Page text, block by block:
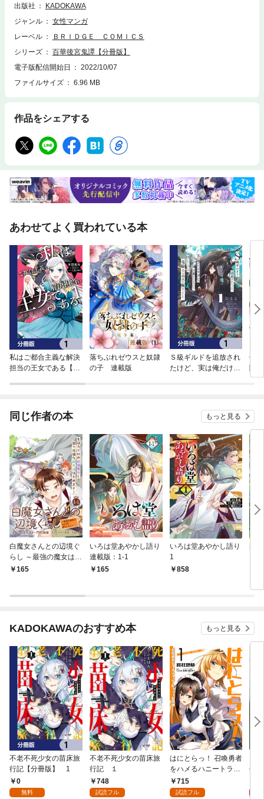
出版社
KADOKAWA
ジャンル
女性マンガ
レーベル
ＢＲＩＤＧＥ ＣＯＭＩＣＳ
シリーズ
百華後宮鬼譚【分冊版】
電子版配信開始日
2022/10/07
ファイルサイズ
6.96 MB
作品をシェアする
あわせてよく買われている本
私はご都合主義な解決
担当の王女である【分
落ちぶれゼウスと奴隷
の子 連載版
Ｓ級ギルドを追放され
たけど、実は俺だけド
てました。【分冊版】
偽
隊
皇
同じ作者の本 もっと見る
白魔女さんとの辺境ぐ
らし ～最強の魔女はの
んびり暮らしたい～ 連
165
いろは堂あやかし語り
連載版：1-1
165
いろは堂あやかし語り
1
858
KADOKAWAのおすすめ本 もっと見る
不老不死少女の苗床旅
行記【分冊版】 1
0
無料
不老不死少女の苗床旅
行記 １
748
試読フル
はにとらっ！ 召喚勇者
をハメるハニートラッ
プ包囲網 1
715
試読フル
年9